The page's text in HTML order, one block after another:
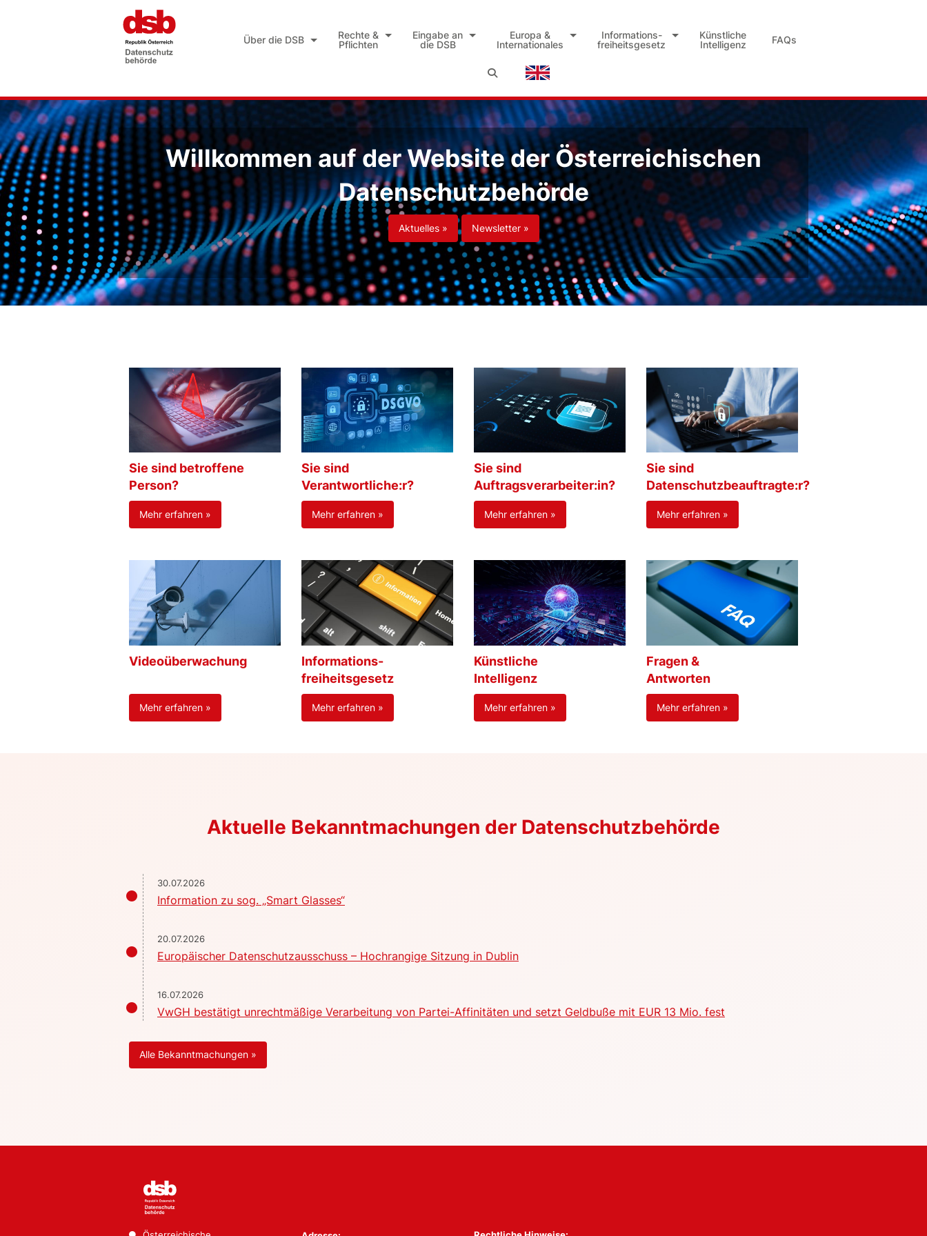
Über die DSB
Rechte &
Pflichten
Eingabe an
die DSB
Europa &
Internationales
Informations-
freiheitsgesetz
Künstliche
Intelligenz
FAQs
Willkommen auf der Website der Österreichischen
Datenschutzbehörde
Aktuelles » Newsletter »
Sie sind betroffene
Person?
Mehr erfahren »
Sie sind
Verantwortliche:r?
Mehr erfahren »
Sie sind
Auftragsverarbeiter:in?
Mehr erfahren »
Sie sind
Datenschutzbeauftragte:r?
Mehr erfahren »
Videoüberwachung
Mehr erfahren »
Informations-
freiheitsgesetz
Mehr erfahren »
Künstliche
Intelligenz
Mehr erfahren »
Fragen &
Antworten
Mehr erfahren »
Aktuelle Bekanntmachungen der Datenschutzbehörde
30.07.2026
Information zu sog. „Smart Glasses“
20.07.2026
Europäischer Datenschutzausschuss – Hochrangige Sitzung in Dublin
16.07.2026
VwGH bestätigt unrechtmäßige Verarbeitung von Partei-Affinitäten und setzt Geldbuße mit EUR 13 Mio. fest
Alle Bekanntmachungen »